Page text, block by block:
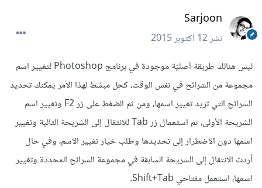
Sarjoon
نشر12 أكتوبر 2015
ليس هنالك طريقة أصليّة موجودة في برنامج Photoshop لتغيير اسم
مجموعة من الشرائح في نفس الوقت، كحل مبسّط لهذا الأمر يمكنك تحديد
الشرائح التي تريد تغيير اسمها، ومن ثم الضغط على زر F2 وتغيير اسم
الشريحة الأولى، ثم استعمال زر Tab للانتقال إلى الشريحة التالية وتغيير
اسمها دون الاضطرار إلى تحديدها وطلب خيار تغيير الاسم، وفي حال
أردت الانتقال إلى الشريحة السابقة في مجموعة الشرائح المحددة وتغيير
اسمها، استعمل مفتاحي Shift+Tab.